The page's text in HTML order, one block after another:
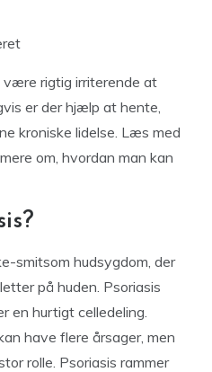
være rigtig irriterende at
er der hjælp at hente,
kroniske lidelse. Læs med
om, hvordan man kan
smitsom hudsygdom, der
på huden. Psoriasis
en hurtigt celledeling.
have flere årsager, men
rolle. Psoriasis rammer